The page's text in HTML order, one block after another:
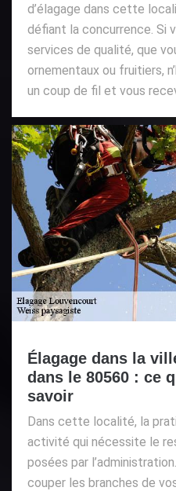
d’élagage dans cette
défiant la concurrence. Si
services de qualité, que
ornementaux ou fruitiers,
un coup de fil et vous
Élagage dans la
dans le 80560 : ce
savoir
Dans cette localité, la
activité qui nécessite le
posées par
couper les branches de